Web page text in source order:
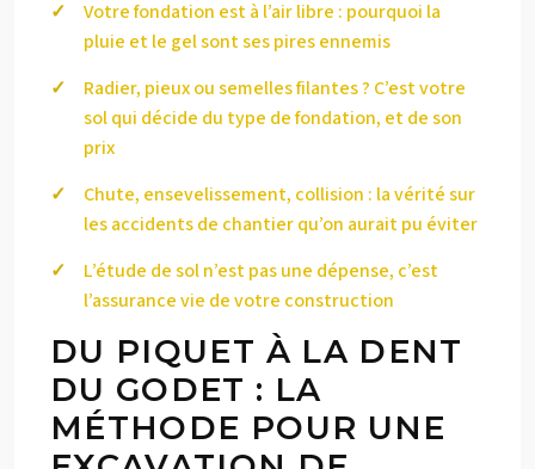
Votre fondation est à l’air libre : pourquoi la
pluie et le gel sont ses pires ennemis
Radier, pieux ou semelles filantes ? C’est votre
sol qui décide du type de fondation, et de son
prix
Chute, ensevelissement, collision : la vérité sur
les accidents de chantier qu’on aurait pu éviter
L’étude de sol n’est pas une dépense, c’est
l’assurance vie de votre construction
DU PIQUET À LA DENT
DU GODET : LA
MÉTHODE POUR UNE